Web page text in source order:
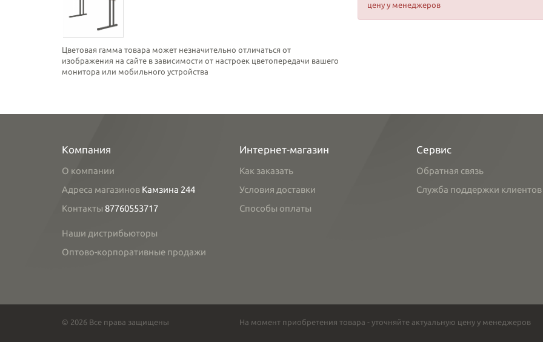
Цветовая гамма товара может незначительно отличаться от
изображения на сайте в зависимости от настроек цветопередачи вашего
монитора или мобильного устройства
цену у менеджеров
Компания
О компании
Адреса магазинов Камзина 244
Контакты 87760553717
Наши дистрибьюторы
Оптово-корпоративные продажи
Интернет-магазин
Как заказать
Условия доставки
Способы оплаты
Сервис
Обратная связь
Служба поддержки клиентов
© 2026 Все права защищены На момент приобретения товара - уточняйте актуальную цену у менеджеров